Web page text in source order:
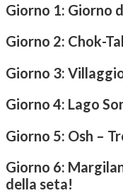
Giorno 1: Giorno
Giorno 2: Chok-
Giorno 3:
Giorno 4: Lago
Giorno 5: Osh –
Giorno 6:
della seta!